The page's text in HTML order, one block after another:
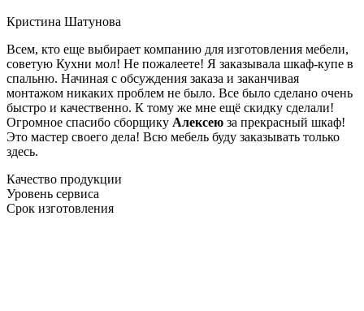
Кристина Шатунова
Всем, кто еще выбирает компанию для изготовления мебели,
советую Кухни мол! Не пожалеете! Я заказывала шкаф-купе в
спальню. Начиная с обсуждения заказа и заканчивая
монтажом никаких проблем не было. Все было сделано очень
быстро и качественно. К тому же мне ещё скидку сделали!
Огромное спасибо сборщику Алексею за прекрасный шкаф!
Это мастер своего дела! Всю мебель буду заказывать только
здесь.
Качество продукции
Уровень сервиса
Срок изготовления